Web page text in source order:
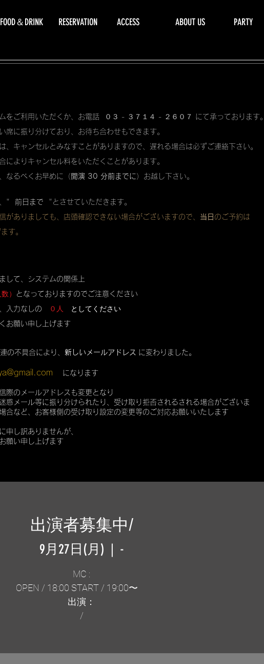
FOOD＆DRINK RESERVATION ACCESS ABOUT US PARTY
をご利用いただくか、お電話 ０３ - ３７１４ - ２６０７ にて承っております。
席に振り分けており、お待ち合わせもできます。
、キャンセルとみなすことがありますので、遅れる場合は必ずご連絡下さい。
によりキャンセル料をいただくことがあります。
なるべくお早めに（ 開演 30 分前までに）お越し下さい。
" 前日まで "とさせていただきます。
がありましても、店頭確認できない場合がございますので、 当日 のご予約は
す。
して、システムの関係上
） となっておりますのでご注意ください
入力なしの ０人 としてください
お願い申し上げます
の不具合により、 新しいメールアドレス に変わりました。
になります
際のメールアドレスも変更となり
惑メール等に振り分けられたり、受け取り拒否されるされる場合がございま
合など、お客様側の受け取り設定の変更等のご対応お願いいたします
申し訳ありませんが、
願い申し上げます
出演者募集中/
9月27日(月)
  |
-
MC :
OPEN / 18:00 START / 19:00〜
出演：
/